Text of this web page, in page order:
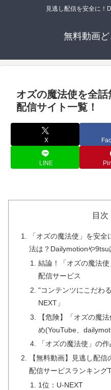
見逃し配信を安全に！
無料動画ど
オズの魔法使を全
配信サイト一覧！
X
LINE
目次
「オズの魔法使」を安
法は？Dailymotionや9tsu
結論！「オズの魔法
配信サービス
"コンテンツにこだわ
NEXT」
【危険】「オズの魔
め(YouTube、
「オズの魔法使」の
【無料動画】見逃し配
配信サービスランキング
1位：U-NEXT